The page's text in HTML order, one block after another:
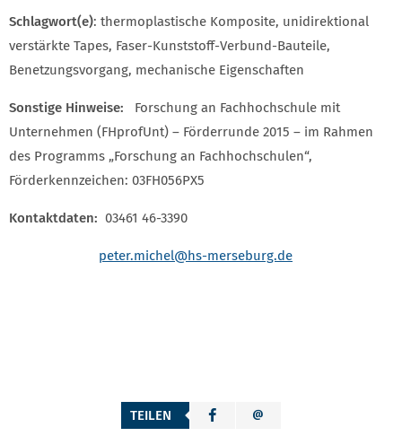
Schlagwort(e): thermoplastische Komposite, unidirektional
verstärkte Tapes, Faser-Kunststoff-Verbund-Bauteile,
Benetzungsvorgang, mechanische Eigenschaften
Sonstige Hinweise: Forschung an Fachhochschule mit
Unternehmen (FHprofUnt) – Förderrunde 2015 – im Rahmen
des Programms „Forschung an Fachhochschulen“,
Förderkennzeichen: 03FH056PX5
Kontaktdaten: 03461 46-3390
peter.michel@hs-merseburg.de
TEILEN